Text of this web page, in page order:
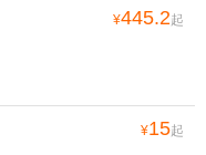
¥445.2起
¥15起